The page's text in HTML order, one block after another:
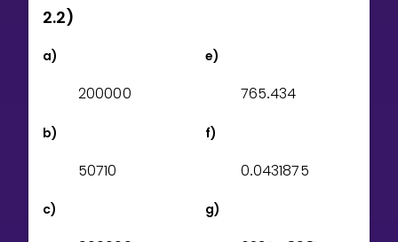
2.2)
a)
200000
b)
50710
c)
e)
765.434
f)
0.0431875
g)